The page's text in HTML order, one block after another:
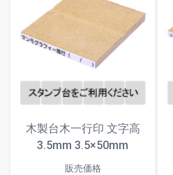
木製台木一行印 文字高
3.5mm 3.5×50mm
販売価格